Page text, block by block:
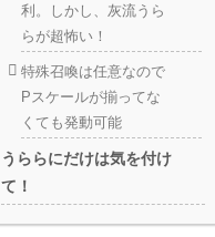
利。しかし、灰流うら
らが超怖い！
特殊召喚は任意なので
Pスケールが揃ってな
くても発動可能
うららにだけは気を付け
て！